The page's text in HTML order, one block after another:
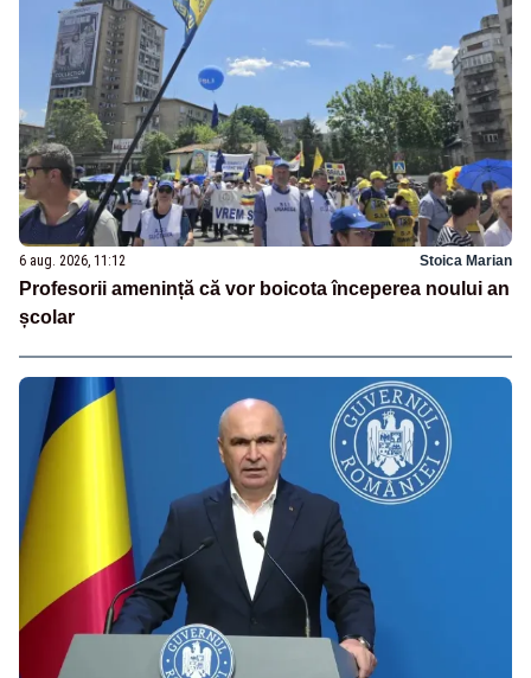
6 aug. 2026, 11:12 Stoica Marian
Profesorii amenință că vor boicota începerea noului an
școlar